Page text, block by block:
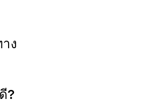
ง
?